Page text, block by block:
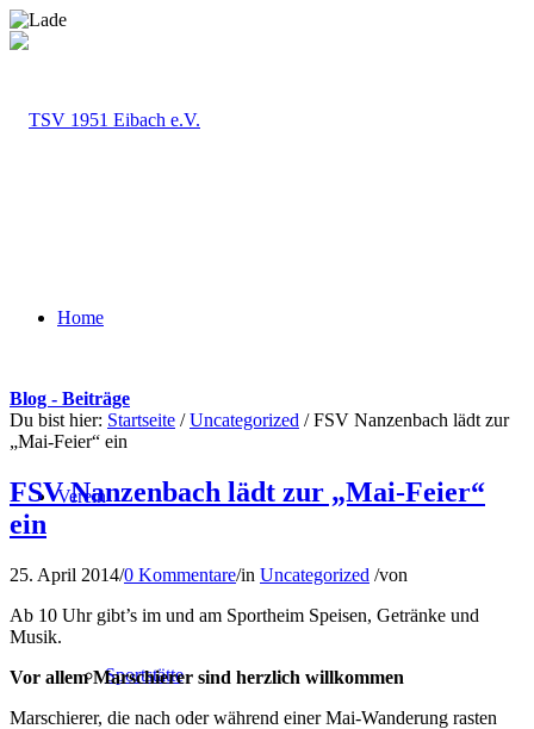
Home
Verein
Sportstätte
Blog - Beiträge
Du bist hier: Startseite / Uncategorized / FSV Nanzenbach lädt zur
„Mai-Feier“ ein
FSV Nanzenbach lädt zur „Mai-Feier“
ein
25. April 2014/0 Kommentare/in Uncategorized /von
Ab 10 Uhr gibt’s im und am Sportheim Speisen, Getränke und
Musik.
Vor allem Marschierer sind herzlich willkommen
Marschierer, die nach oder während einer Mai-Wanderung rasten